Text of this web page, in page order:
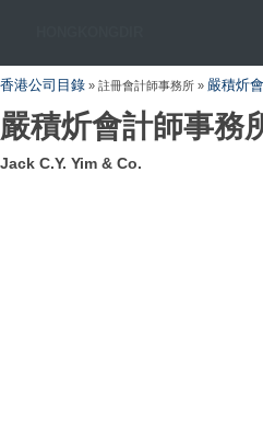
香港公司目錄 » 註冊會計師事務所 » 嚴積炘
嚴積炘會計師事務
Jack C.Y. Yim & Co.